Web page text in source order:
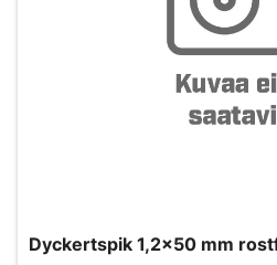
Dyckertspik 1,2x50 mm